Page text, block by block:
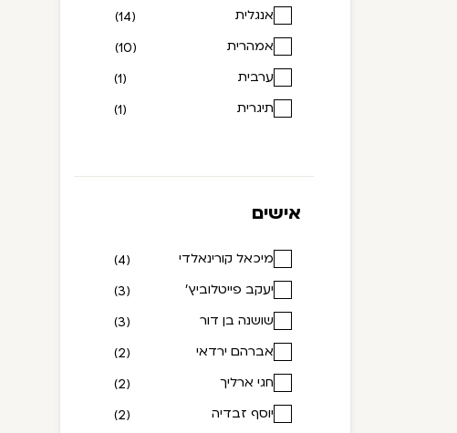
2010
(4)
2011
(2)
2012
(1)
2013
2019
(3)
2020
2021
(8)
2022
(6)
2023
(2)
אנגלית
(14)
אמהרית
(10)
ערבית
(1)
תיגרית
(1)
אישים
מיכאל קורינאלדי
(4)
יעקב פייטלוביץ'
(3)
שושנה בן דור
(3)
אברהם ירדאי
(2)
חגי ארליך
(2)
יוסף זבדיה
(2)